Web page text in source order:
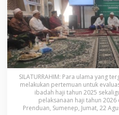
r
a
S
e
p
a
k
a
t
S
u
a
SILATURRAHIM: Para ulama yang
melakukan pertemuan untuk
ibadah haji tahun 2025
pelaksanaan haji tahun
Prenduan, Sumenep, Jumat, 22